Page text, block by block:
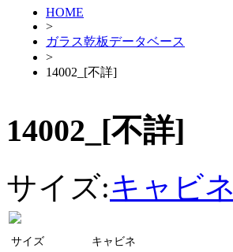
HOME
>
ガラス乾板データベース
>
14002_[不詳]
14002_[不詳]
サイズ:キャビネ
サイズ
キャビネ